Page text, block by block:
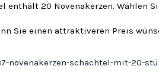
enthält 20 Novenakerzen.
Sie einen attraktiveren Preis
novenakerzen-schachtel-mit-20-